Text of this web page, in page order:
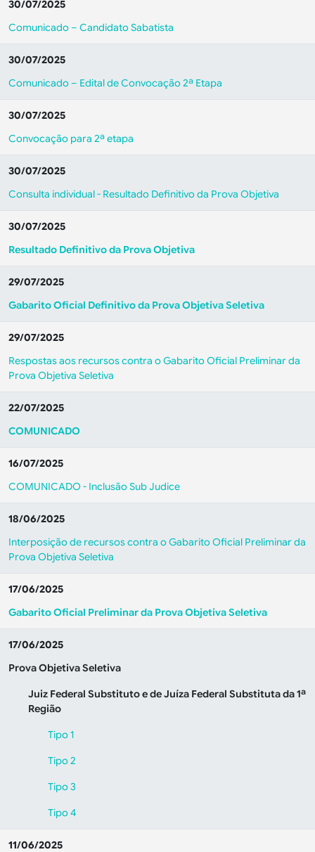
30/07/2025
Comunicado – Candidato Sabatista
30/07/2025
Comunicado – Edital de Convocação 2ª Etapa
30/07/2025
Convocação para 2ª etapa
30/07/2025
Consulta individual - Resultado Definitivo da Prova Objetiva
30/07/2025
Resultado Definitivo da Prova Objetiva
29/07/2025
Gabarito Oficial Definitivo da Prova Objetiva Seletiva
29/07/2025
Respostas aos recursos contra o Gabarito Oficial Preliminar da
Prova Objetiva Seletiva
22/07/2025
COMUNICADO
16/07/2025
COMUNICADO - Inclusão Sub Judice
18/06/2025
Interposição de recursos contra o Gabarito Oficial Preliminar da
Prova Objetiva Seletiva
17/06/2025
Gabarito Oficial Preliminar da Prova Objetiva Seletiva
17/06/2025
Prova Objetiva Seletiva
Juiz Federal Substituto e de Juíza Federal Substituta da 1ª
Região
Tipo 1
Tipo 2
Tipo 3
Tipo 4
11/06/2025